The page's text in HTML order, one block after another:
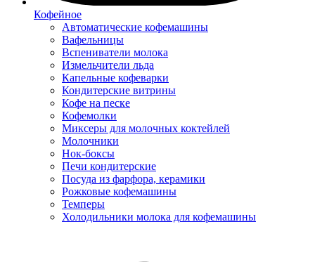
Кофейное
Автоматические кофемашины
Вафельницы
Вспениватели молока
Измельчители льда
Капельные кофеварки
Кондитерские витрины
Кофе на песке
Кофемолки
Миксеры для молочных коктейлей
Молочники
Нок-боксы
Печи кондитерские
Посуда из фарфора, керамики
Рожковые кофемашины
Темперы
Холодильники молока для кофемашины